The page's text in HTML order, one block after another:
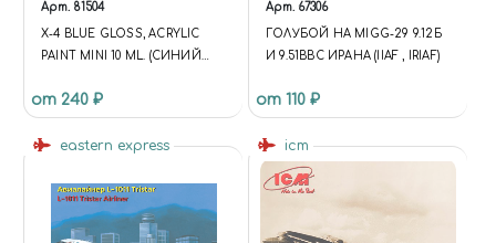
Арт. 81504
X-4 BLUE GLOSS, ACRYLIC
PAINT MINI 10 ML. (СИНИЙ
от 240 ₽
Арт. 67306
ГОЛУБОЙ НА MIGG-29 9.12Б
И 9.51ВВС ИРАНА (IIAF , IRIAF)
от 110 ₽
eastern express icm